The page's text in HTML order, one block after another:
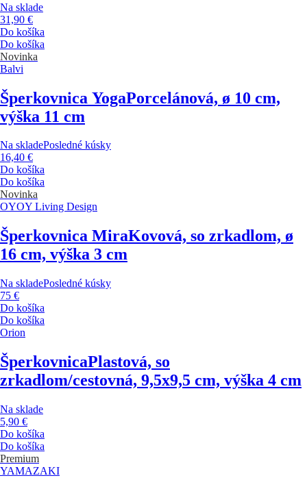
Na sklade
31,90 €
Do košíka
Do košíka
Novinka
Balvi
Šperkovnica YogaPorcelánová, ø 10 cm,
výška 11 cm
Na skladePosledné kúsky
16,40 €
Do košíka
Do košíka
Novinka
OYOY Living Design
Šperkovnica MiraKovová, so zrkadlom, ø
16 cm, výška 3 cm
Na skladePosledné kúsky
75 €
Do košíka
Do košíka
Orion
ŠperkovnicaPlastová, so
zrkadlom/cestovná, 9,5x9,5 cm, výška 4 cm
Na sklade
5,90 €
Do košíka
Do košíka
Premium
YAMAZAKI